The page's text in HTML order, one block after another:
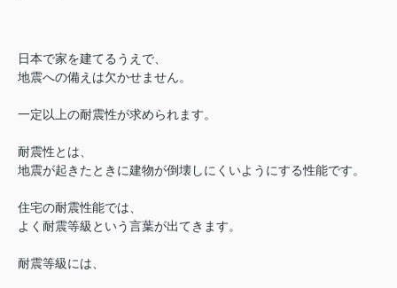
日本で家を建てるうえで、
地震への備えは欠かせません。
一定以上の耐震性が求められます。
耐震性とは、
地震が起きたときに建物が倒壊しにくいようにする性能です。
住宅の耐震性能では、
よく耐震等級という言葉が出てきます。
耐震等級には、